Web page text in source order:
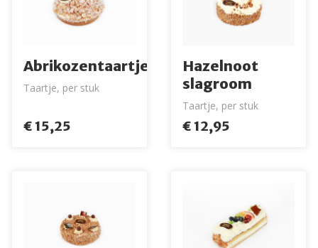
Abrikozentaartje
Taartje, per stuk
€ 15,25
Hazelnoot
slagroom
Taartje, per stuk
€ 12,95